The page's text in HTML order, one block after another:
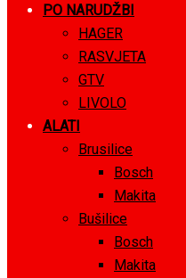
PO NARUDŽBI
HAGER
RASVJETA
GTV
LIVOLO
ALATI
Brusilice
Bosch
Makita
Bušilice
Bosch
Makita